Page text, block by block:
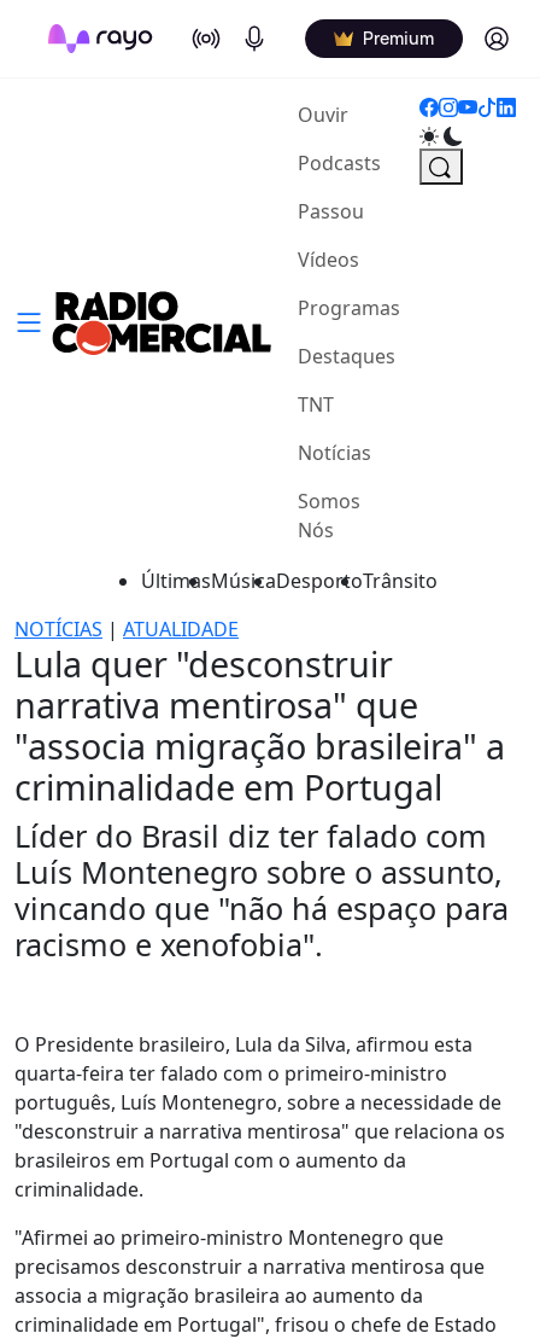
On Air Podcasts Premium Log in
Ouvir(current)
Podcasts
Passou
Vídeos
Programas
Destaques
TNT
Notícias
Somos
Nós
ÚltimasMúsicaDesportoTrânsito
NOTÍCIAS | ATUALIDADE
Lula quer "desconstruir
narrativa mentirosa" que
"associa migração brasileira" a
criminalidade em Portugal
Líder do Brasil diz ter falado com
Luís Montenegro sobre o assunto,
vincando que "não há espaço para
racismo e xenofobia".
O Presidente brasileiro, Lula da Silva, afirmou esta
quarta-feira ter falado com o primeiro-ministro
português, Luís Montenegro, sobre a necessidade de
"desconstruir a narrativa mentirosa" que relaciona os
brasileiros em Portugal com o aumento da
criminalidade.
"Afirmei ao primeiro-ministro Montenegro que
precisamos desconstruir a narrativa mentirosa que
associa a migração brasileira ao aumento da
criminalidade em Portugal", frisou o chefe de Estado